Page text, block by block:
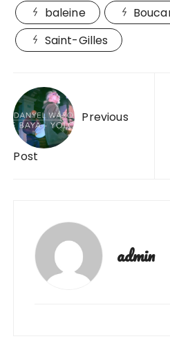
baleine
Saint-Gilles
Navigation
de
l’article Previous
Post
admin